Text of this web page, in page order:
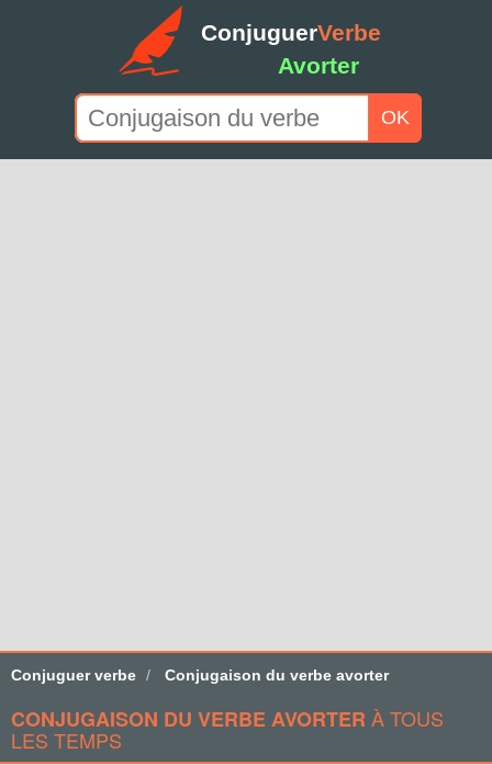
ConjuguerVerbe
Avorter
OK
Conjuguer verbe Conjugaison du verbe avorter
CONJUGAISON DU VERBE AVORTER À TOUS
LES TEMPS